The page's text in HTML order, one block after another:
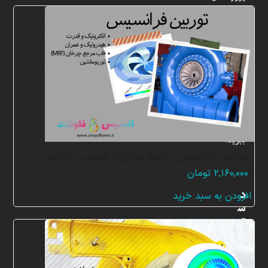
۲,۱۶۰,۰۰۰ تومان
افزودن به سبد خرید
شبیه
پشتیبانی
آنلاین
به
طور
کامل
بهره
ببرید.
د
س
ت
ی